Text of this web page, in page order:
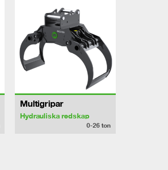
Multigripar
Hydrauliska redskap
0-26 ton